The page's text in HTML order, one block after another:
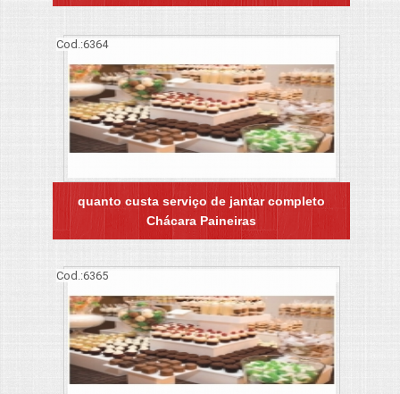
Cod.:6364
quanto custa serviço de jantar completo
Chácara Paineiras
Cod.:6365